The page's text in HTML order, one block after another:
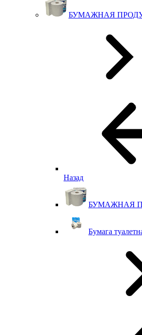
БУМАЖНАЯ
Назад
БУМАЖНАЯ
Бумага